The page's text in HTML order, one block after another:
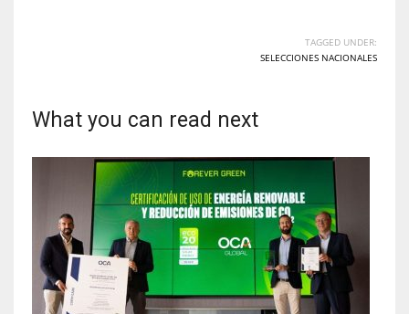
TAGGED UNDER:
SELECCIONES NACIONALES
What you can read next